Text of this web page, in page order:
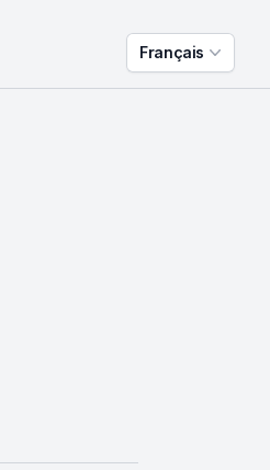
Français